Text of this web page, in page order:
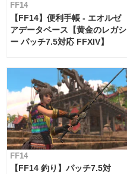
FF14
【FF14】便利手帳 - エオルゼ
アデータベース【黄金のレガシ
ー パッチ7.5対応 FFXIV】
FF14
【FF14 釣り】パッチ7.5対